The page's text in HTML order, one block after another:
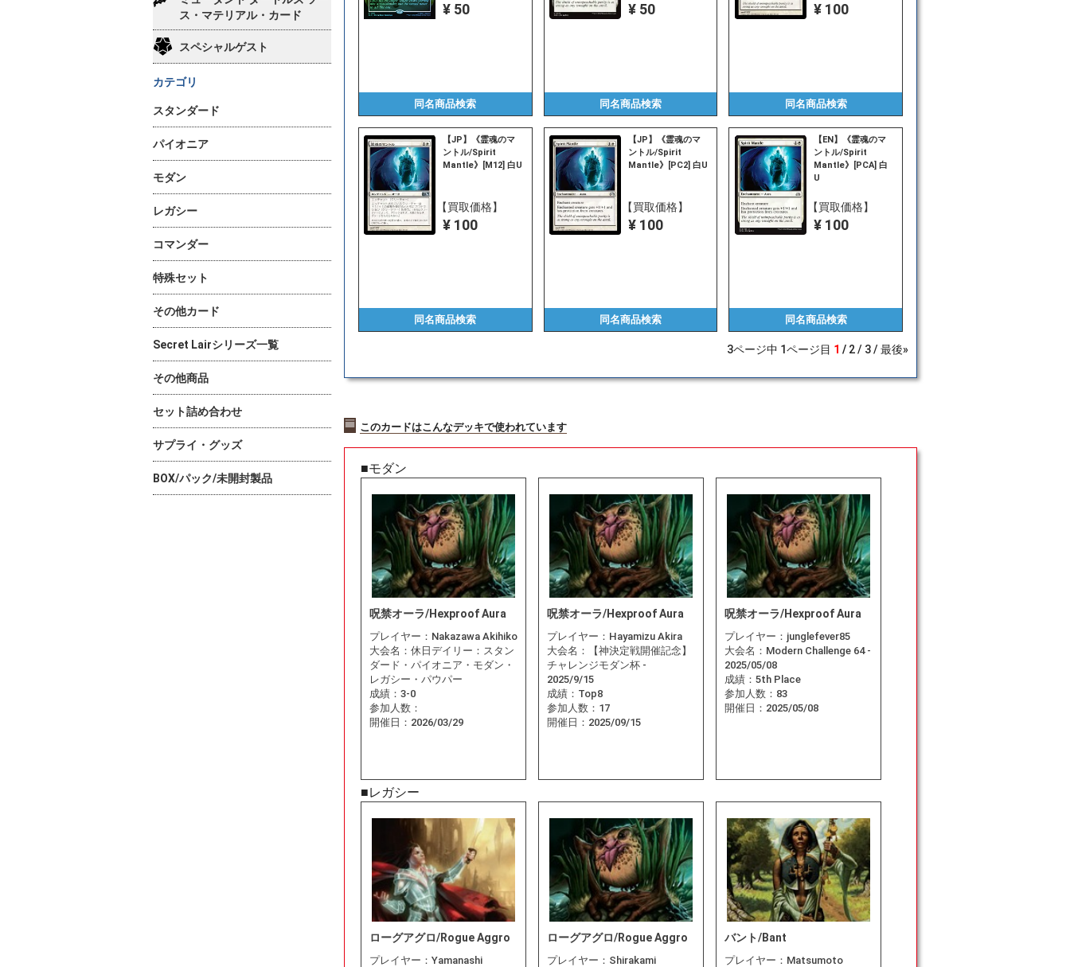
¥ 50
同名商品検索
¥ 50
同名商品検索
¥ 100
同名商品検索
【JP】《霊魂のマ
ントル/Spirit
Mantle》[M12] 白U
【買取価格】
¥ 100
同名商品検索
【JP】《霊魂のマ
ントル/Spirit
Mantle》[PC2] 白U
【買取価格】
¥ 100
同名商品検索
【EN】《霊魂のマ
ントル/Spirit
Mantle》[PCA] 白
U
【買取価格】
¥ 100
同名商品検索
3ページ中 1ページ目 1 2 3 最後»
このカードはこんなデッキで使われています
■モダン
呪禁オーラ/Hexproof Aura
プレイヤー： Nakazawa Akihiko
大会名： 休日デイリー：スタン
ダード・パイオニア・モダン・
レガシー・パウパー
成績： 3-0
参加人数：
開催日： 2026/03/29
呪禁オーラ/Hexproof Aura
プレイヤー： Hayamizu Akira
大会名：
【神決定戦開催記念】
チャレンジモダン杯 -
2025/9/15
成績： Top8
参加人数： 17
開催日： 2025/09/15
呪禁オーラ/Hexproof Aura
プレイヤー： junglefever85
大会名： Modern Challenge 64 -
2025/05/08
成績： 5th Place
参加人数： 83
開催日： 2025/05/08
■レガシー
ローグアグロ/Rogue Aggro
プレイヤー： Yamanashi
ローグアグロ/Rogue Aggro
プレイヤー： Shirakami
バント/Bant
プレイヤー： Matsumoto